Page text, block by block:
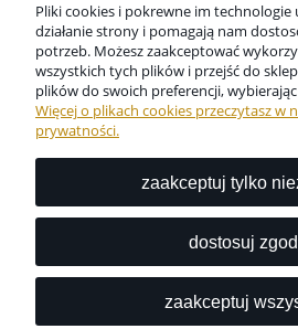
Informacje
O nas
Niezbędne zabezpieczenie dla
Z nami to
Pliki cookies i pokrewne im
działanie strony i pomagają nam
potrzeb. Możesz zaakceptować
wszystkich tych plików i przejść do
plików do swoich preferencji,
Więcej o plikach cookies przeczytasz w
prywatności.
zaakceptuj tylko
dostosuj
zaakceptuj